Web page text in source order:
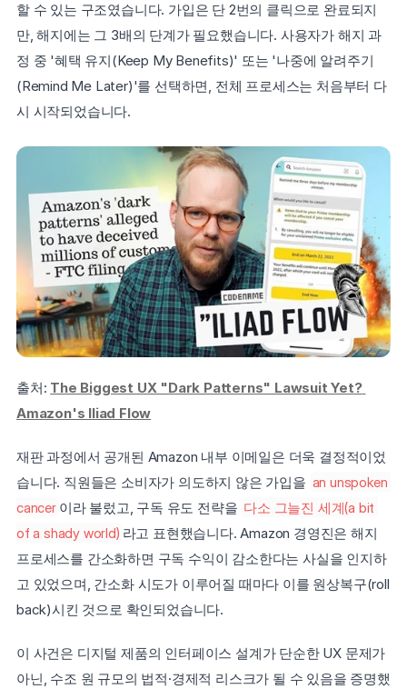
할 수 있는 구조였습니다. 가입은 단 2번의 클릭으로 완료되지
만, 해지에는 그 3배의 단계가 필요했습니다. 사용자가 해지 과
정 중 '혜택 유지(Keep My Benefits)' 또는 '나중에 알려주기
(Remind Me Later)'를 선택하면, 전체 프로세스는 처음부터 다
시 시작되었습니다.
출처: The Biggest UX "Dark Patterns" Lawsuit Yet?
Amazon's Iliad Flow
재판 과정에서 공개된 Amazon 내부 이메일은 더욱 결정적이었
습니다. 직원들은 소비자가 의도하지 않은 가입을 an unspoken
cancer 이라 불렀고, 구독 유도 전략을 다소 그늘진 세계(a bit
of a shady world) 라고 표현했습니다. Amazon 경영진은 해지
프로세스를 간소화하면 구독 수익이 감소한다는 사실을 인지하
고 있었으며, 간소화 시도가 이루어질 때마다 이를 원상복구(roll
back)시킨 것으로 확인되었습니다.
이 사건은 디지털 제품의 인터페이스 설계가 단순한 UX 문제가
아닌, 수조 원 규모의 법적·경제적 리스크가 될 수 있음을 증명했